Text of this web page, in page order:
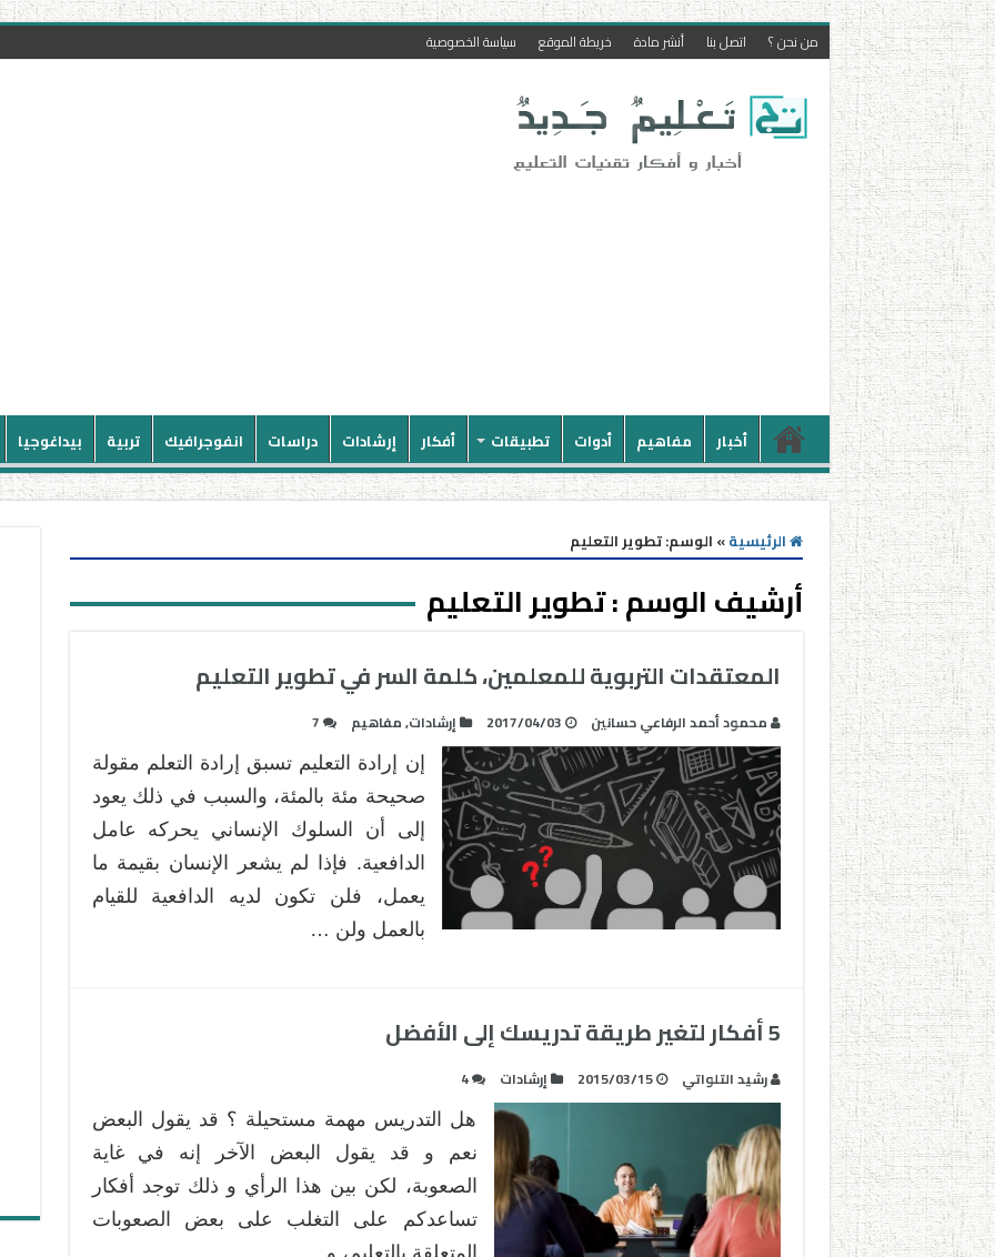
من نحن ؟ اتصل بنا أنشر مادة خريطة الموقع سياسة الخصوصية
أخبار مفاهيم أدوات تطبيقات أفكار إرشادات دراسات انفوجرافيك تربية بيداغوجيا
الرئيسية» الوسم:تطوير التعليم
أرشيف الوسم :تطوير التعليم
المعتقدات التربوية للمعلمين، كلمة السر في تطوير التعليم
محمود أحمد الرفاعي حسانين 2017/04/03 إرشادات,مفاهيم 7
إن إرادة التعليم تسبق إرادة التعلم مقولة
صحيحة مئة بالمئة، والسبب في ذلك يعود
إلى أن السلوك الإنساني يحركه عامل
الدافعية. فإذا لم يشعر الإنسان بقيمة ما
يعمل، فلن تكون لديه الدافعية للقيام
بالعمل ولن …
5 أفكار لتغير طريقة تدريسك إلى الأفضل
رشيد التلواتي 2015/03/15 إرشادات 4
هل التدريس مهمة مستحيلة ؟ قد يقول البعض
نعم و قد يقول البعض الآخر إنه في غاية
الصعوبة، لكن بين هذا الرأي و ذلك توجد أفكار
تساعدكم على التغلب على بعض الصعوبات
المتعلقة بالتعليم، و …